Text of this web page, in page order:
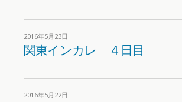
2016年5月23日
関東インカレ ４日目
2016年5月22日